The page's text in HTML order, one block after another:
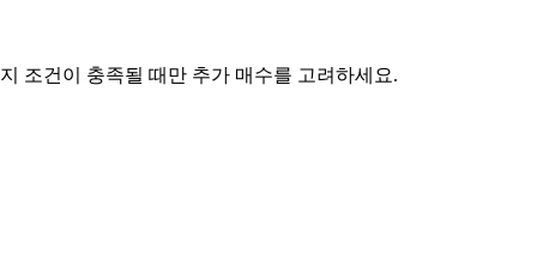
조건이 충족될 때만 추가 매수를 고려하세요.